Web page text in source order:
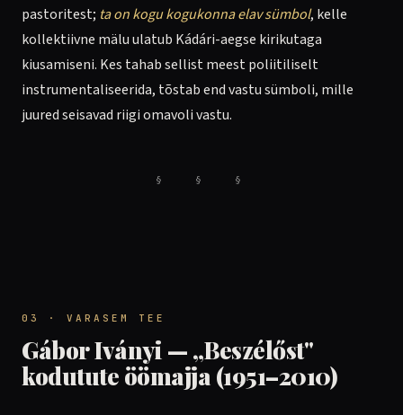
pastoritest; ta on kogu kogukonna elav sümbol, kelle
kollektiivne mälu ulatub Kádári-aegse kirikutaga
kiusamiseni. Kes tahab sellist meest poliitiliselt
instrumentaliseerida, tõstab end vastu sümboli, mille
juured seisavad riigi omavoli vastu.
§ § §
03 · VARASEM TEE
Gábor Iványi — „Beszélőst"
kodutute öömajja (1951–2010)